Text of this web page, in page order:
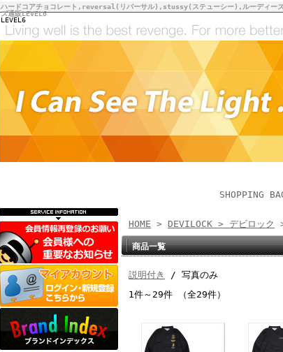
ハードコアチョコレート,reversal(リバーサル),stussy(ステューシー),ルーディーズ,
ズ通販LEVEL6
LEVEL6
SHOPPING
HOME > DEVILOCK > デビロック
商品一覧
説明付き
/ 写真のみ
1件～29件 （全29件）